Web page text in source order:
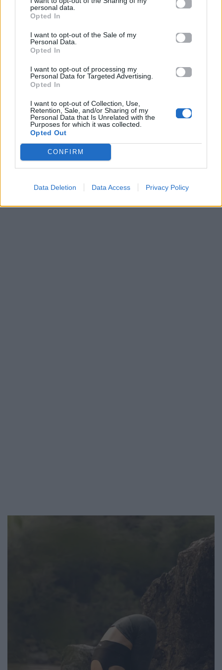
personal data.
Opted In
I want to opt-out of the Sale of my
Personal Data.
Opted In
I want to opt-out of processing my
Personal Data for Targeted Advertising.
Opted In
I want to opt-out of Collection, Use,
Retention, Sale, and/or Sharing of my
Personal Data that Is Unrelated with the
Purposes for which it was collected.
Opted Out
CONFIRM
Data Deletion Data Access Privacy Policy
Unsplash
5. Η αναπνοή καθορίζει τη δύναμη
Η αναπνοή δεν είναι απλώς συνοδευτική
διαδικασία αλλά βασικό εργαλείο σταθερότητας.
σωστή εκπνοή ενεργοποιεί τον κορμό και
βοηθά στη βαθύτερη μυϊκή ενεργοποίηση
η εισπνοή υποστηρίζει τη σταθερότητα και τον
έλεγχο της κίνησης.